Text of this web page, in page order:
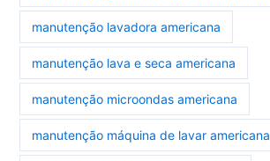
manutenção lavadora americana
manutenção lava e seca americana
manutenção microondas americana
manutenção máquina de lavar americana